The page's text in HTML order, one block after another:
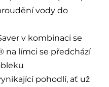
vody do
v kombinaci se
na límci se předchází
pohodlí, ať už